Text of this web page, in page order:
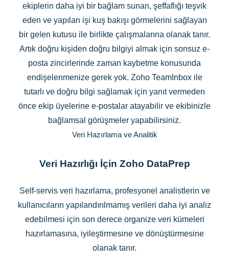
ekiplerin daha iyi bir bağlam sunan, şeffaflığı teşvik
eden ve yapılan işi kuş bakışı görmelerini sağlayan
bir gelen kutusu ile birlikte çalışmalarına olanak tanır.
Artık doğru kişiden doğru bilgiyi almak için sonsuz e-
posta zincirlerinde zaman kaybetme konusunda
endişelenmenize gerek yok. Zoho TeamInbox ile
tutarlı ve doğru bilgi sağlamak için yanıt vermeden
önce ekip üyelerine e-postalar atayabilir ve ekibinizle
bağlamsal görüşmeler yapabilirsiniz.
Veri Hazırlama ve Analitik
Veri Hazırlığı İçin Zoho DataPrep
Self-servis veri hazırlama, profesyonel analistlerin ve
kullanıcıların yapılandırılmamış verileri daha iyi analiz
edebilmesi için son derece organize veri kümeleri
hazırlamasına, iyileştirmesine ve dönüştürmesine
olanak tanır.